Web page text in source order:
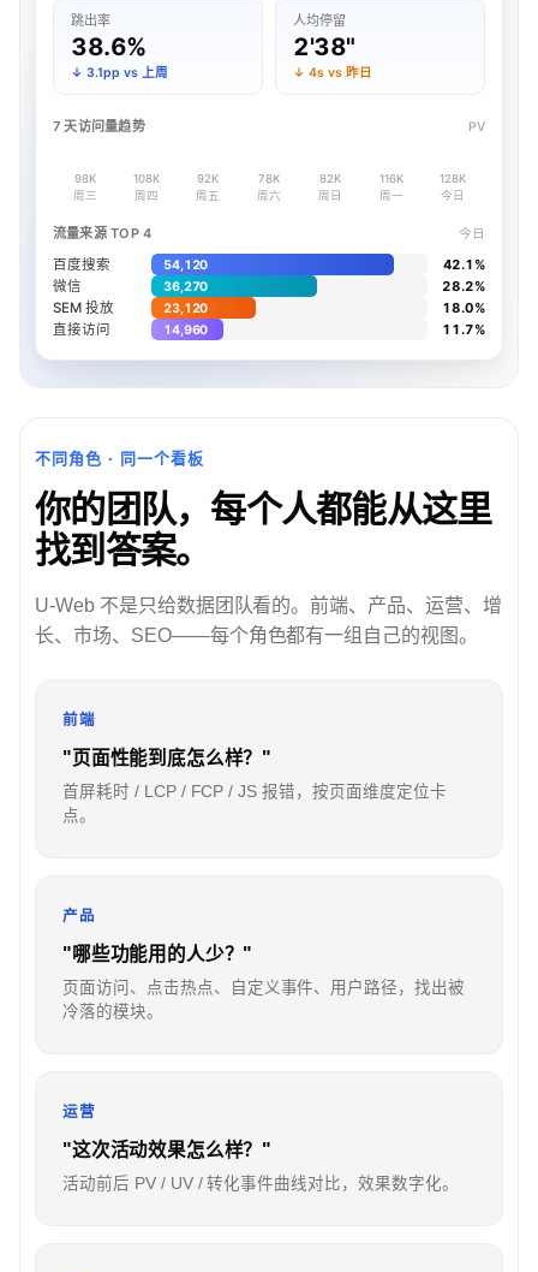
跳出率
38.6%
↓ 3.1pp vs 上周
人均停留
2'38"
↓ 4s vs 昨日
7 天访问量趋势 PV
98K
周三
108K
周四
92K
周五
78K
周六
82K
周日
116K
周一
128K
今日
流量来源 TOP 4 今日
百度搜索 54,120
42.1%
微信
36,270
28.2%
SEM 投放
23,120
18.0%
直接访问
14,960 11.7%
不同角色 · 同一个看板
你的团队，每个人都能从这里
找到答案。
U-Web 不是只给数据团队看的。前端、产品、运营、增
长、市场、SEO——每个角色都有一组自己的视图。
前端
"页面性能到底怎么样？"
首屏耗时 / LCP / FCP / JS 报错，按页面维度定位卡
点。
产品
"哪些功能用的人少？"
页面访问、点击热点、自定义事件、用户路径，找出被
冷落的模块。
运营
"这次活动效果怎么样？"
活动前后 PV / UV / 转化事件曲线对比，效果数字化。